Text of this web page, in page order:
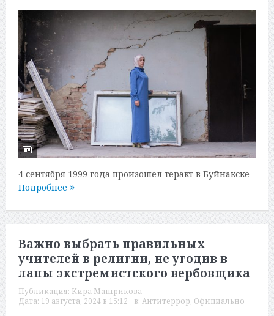
4 сентября 1999 года произошел теракт в Буйнакске
Подробнее
Важно выбрать правильных
учителей в религии, не угодив в
лапы экстремистского вербовщика
Публикация: Кира Машрикова
Дата: 19 августа, 2024 в 15:12 в: Антитеррор, Официально